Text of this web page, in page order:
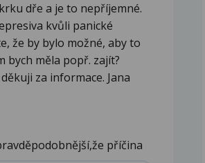
dře a je to nepříjemné.
kvůli panické
že by bylo možné, aby to
bych měla popř. zajít?
za informace. Jana
příčina